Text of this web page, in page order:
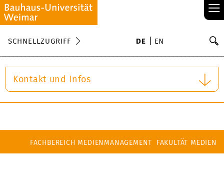
≡
SCHNELLZUGRIFF DE EN
Kontakt und Infos
FACHBEREICH MEDIENMANAGEMENT FAKULTÄT MEDIEN